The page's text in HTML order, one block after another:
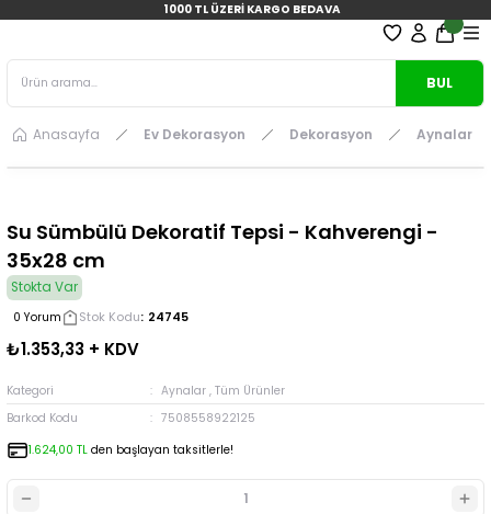
1000 TL ÜZERİ KARGO BEDAVA
BUL
Anasayfa Ev Dekorasyon Dekorasyon Aynalar
Su Sümbülü Dekoratif Tepsi - Kahverengi -
35x28 cm
Stokta Var
0 Yorum Stok Kodu 24745
₺1.353,33 + KDV
Kategori Aynalar , Tüm Ürünler
Barkod Kodu
7508558922125
1.624,00 TL den başlayan taksitlerle!